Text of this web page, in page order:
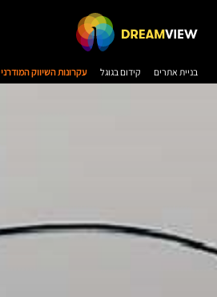
בניית אתרים קידום בגוגל עקרונות השיווק המודרני